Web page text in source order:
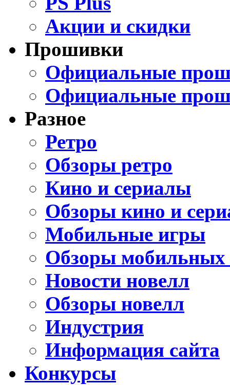
Акции и скидки
Прошивки
Официальные
Официальные
Разное
Ретро
Обзоры ретро
Кино и сериалы
Обзоры кино и
Мобильные игры
Обзоры мобильных
Новости новелл
Обзоры новелл
Индустрия
Информация сайта
Конкурсы